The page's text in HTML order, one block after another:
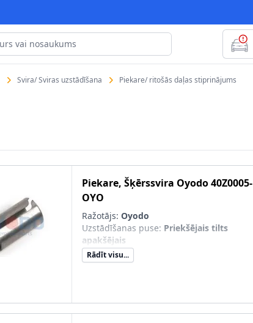
Svira/ Sviras uzstādīšana Piekare/ ritošās daļas stiprinājums
Piekare, Šķērssvira Oyodo40Z0005-
OYO
Ražotājs: Oyodo
Uzstādīšanas puse: Priekšējais tilts
apakšējais
Rādīt visu...